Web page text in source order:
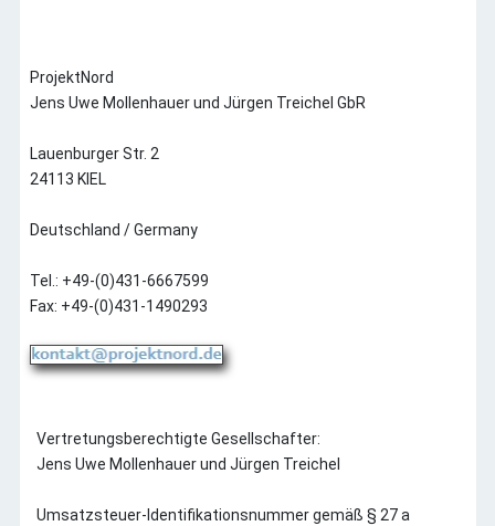
Buchhandel
Impressum
Verlags-Auslieferung
ProjektNord
Jens Uwe Mollenhauer und Jürgen Treichel GbR
Lauenburger Str. 2
24113 KIEL
Deutschland / Germany
Tel.: +49-(0)431-6667599
Fax: +49-(0)431-1490293
Vertretungsberechtigte Gesellschafter:
Jens Uwe Mollenhauer und Jürgen Treichel
Umsatzsteuer-Identifikationsnummer gemäß § 27 a